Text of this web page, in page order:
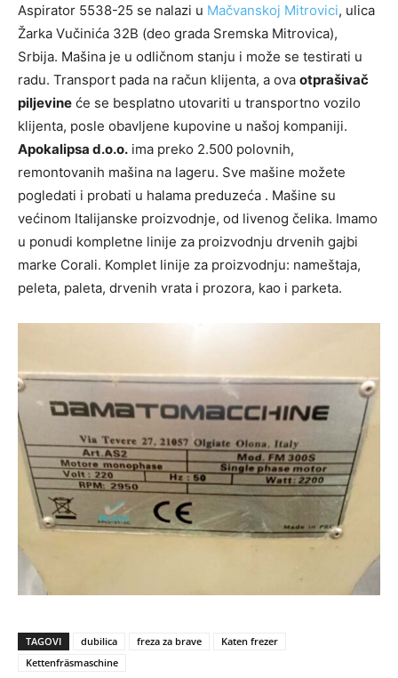
Aspirator 5538-25 se nalazi u Mačvanskoj Mitrovici, ulica
Žarka Vučinića 32B (deo grada Sremska Mitrovica),
Srbija. Mašina je u odličnom stanju i može se testirati u
radu. Transport pada na račun klijenta, a ova otprašivač
piljevine će se besplatno utovariti u transportno vozilo
klijenta, posle obavljene kupovine u našoj kompaniji.
Apokalipsa d.o.o. ima preko 2.500 polovnih,
remontovanih mašina na lageru. Sve mašine možete
pogledati i probati u halama preduzeća . Mašine su
većinom Italijanske proizvodnje, od livenog čelika. Imamo
u ponudi kompletne linije za proizvodnju drvenih gajbi
marke Corali. Komplet linije za proizvodnju: nameštaja,
peleta, paleta, drvenih vrata i prozora, kao i parketa.
TAGOVI dubilica freza za brave
Katen frezer
Kettenfräsmaschine